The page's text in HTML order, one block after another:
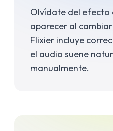
Olvídate del efecto
aparecer al
Flixier incluye
el audio suene
manualmente.